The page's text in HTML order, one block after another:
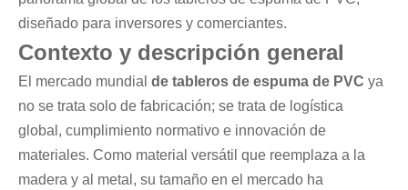
diseñado para inversores y comerciantes.
Contexto y descripción general
El mercado mundial de tableros de espuma de PVC ya
no se trata solo de fabricación; se trata de logística
global, cumplimiento normativo e innovación de
materiales. Como material versátil que reemplaza a la
madera y al metal, su tamaño en el mercado ha